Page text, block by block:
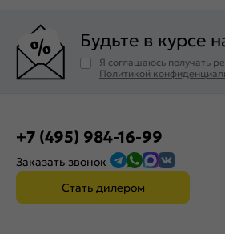
Будьте в курсе
Я соглашаюсь получать
Политикой
+7 (495) 984-16-99
Заказать звонок
Стать дилером